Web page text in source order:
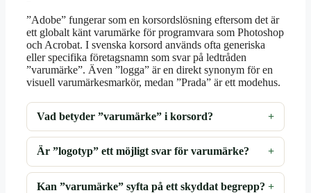
”Adobe” fungerar som en korsordslösning eftersom det är
ett globalt känt varumärke för programvara som Photoshop
och Acrobat. I svenska korsord används ofta generiska
eller specifika företagsnamn som svar på ledtråden
”varumärke”. Även ”logga” är en direkt synonym för en
visuell varumärkesmarkör, medan ”Prada” är ett modehus.
Vad betyder ”varumärke” i korsord?
Är ”logotyp” ett möjligt svar för varumärke?
Kan ”varumärke” syfta på ett skyddat begrepp?